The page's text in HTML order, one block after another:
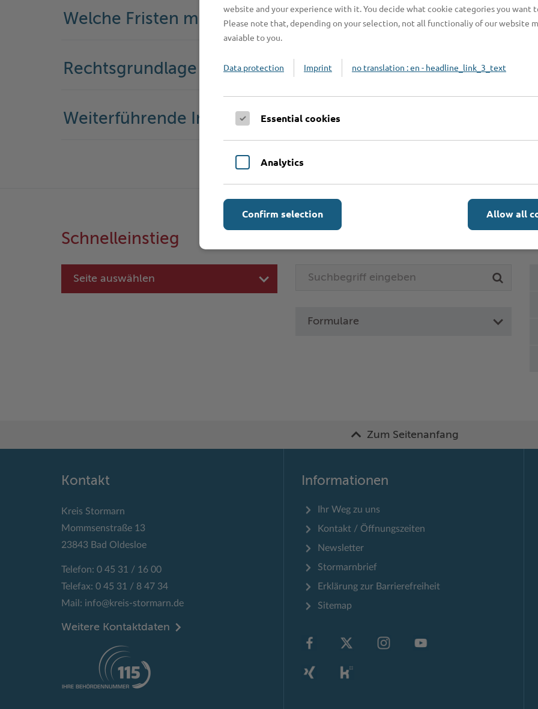
Welche Fristen muss ich beachten?
Rechtsgrundlage
Weiterführende Informationen
Schnelleinstieg
Seite auswählen
Formulare
Zum Seitenanfang
Kontakt
Kreis Stormarn
Mommsenstraße 13
23843 Bad Oldesloe
Telefon: 0 45 31 / 16 00
Telefax: 0 45 31 / 8 47 34
Mail: info@kreis-stormarn.de
Weitere Kontaktdaten
Informationen
Ihr Weg zu uns
Kontakt / Öffnungszeiten
Newsletter
Stormarnbrief
Erklärung zur Barrierefreiheit
Sitemap
website and your experience with it. You decide what cookie categories you want
Please note that, depending on your selection, not all functionaliy of our website
avaiable to you.
Data protection Imprint no translation : en - headline_link_3_text
Essential cookies
Analytics
Allow all
Confirm selection